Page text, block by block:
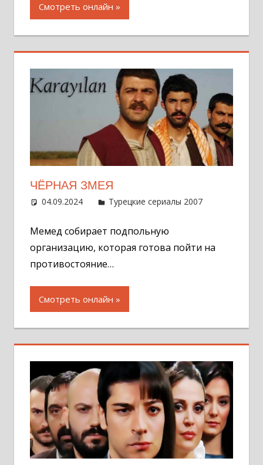
Смотреть онлайн
ЧЁРНАЯ ЗМЕЯ
04.09.2024 Администратор
Турецкие сериалы 2007
Мемед собирает подпольную
организацию, которая готова пойти на
противостояние…
Смотреть онлайн